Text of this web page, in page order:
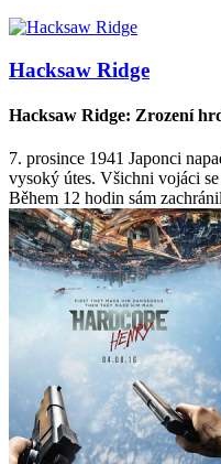
Hacksaw Ridge
Hacksaw Ridge: Zrození
7. prosince 1941 Japonci
vysoký útes. Všichni vojáci
Během 12 hodin sám